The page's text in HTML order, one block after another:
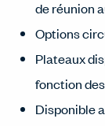
de réunion
Options
Plateaux
fonction
Disponible